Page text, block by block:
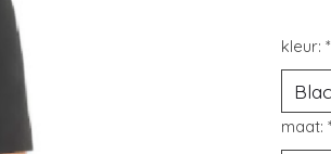
kleur: *
maat: *